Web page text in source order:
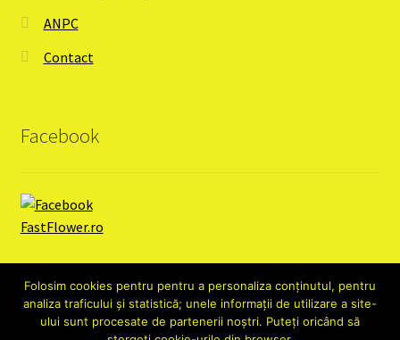
ANPC
Contact
Facebook
Folosim cookies pentru pentru a personaliza conținutul, pentru
analiza traficului și statistică; unele informații de utilizare a site-
ului sunt procesate de partenerii noștri. Puteți oricând să